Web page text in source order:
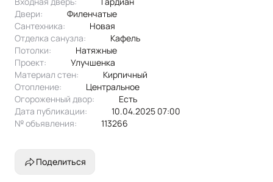
Двери:
филенчатые
Сантехника:
новая
Отделка санузла:
кафель
Потолки:
натяжные
Проект:
улучшенка
Материал стен:
Кирпичный
Отопление:
центральное
Огороженный двор:
Есть
Дата публикации:
10.04.2025 07:00
№ объявления:
113266
Поделиться